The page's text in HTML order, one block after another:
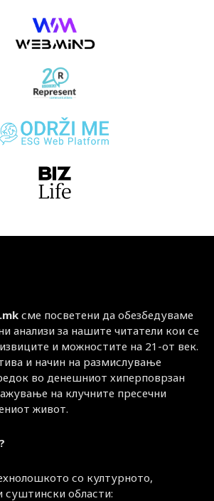
сме посветени да обезбедуваме
анализи за нашите читатели кои се
и можностите на 21-от век.
и начин на размислување
во денешниот хиперповрзан
на клучните пресечни
живот.
со културното,
суштински области: